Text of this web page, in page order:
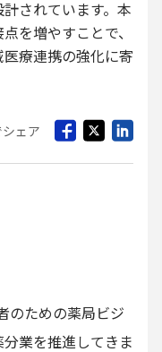
されています。本
を増やすことで、
療連携の強化に寄
ェア
のための薬局ビジ
業を推進してきま